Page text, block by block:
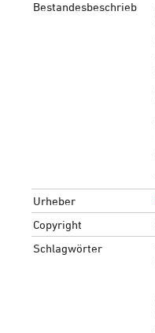
Bestandesbeschrieb
Urheber
Copyright
Schlagwörter